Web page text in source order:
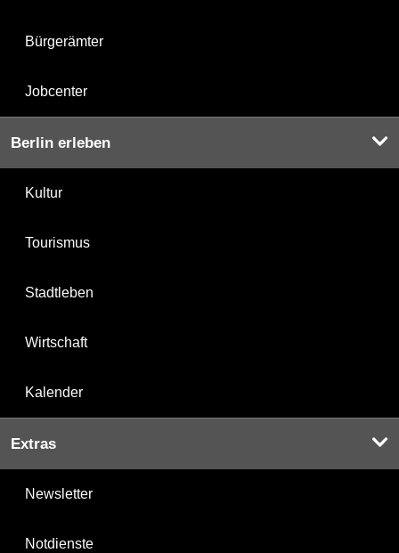
Bürgerämter
Jobcenter
Berlin erleben
Kultur
Tourismus
Stadtleben
Wirtschaft
Kalender
Extras
Newsletter
Notdienste